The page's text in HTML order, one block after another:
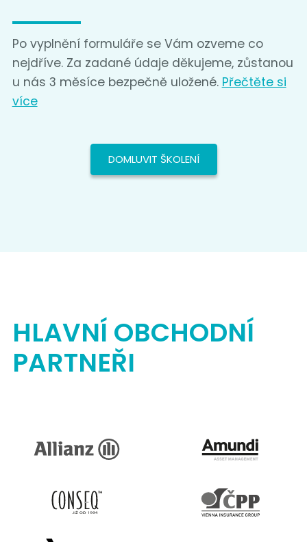
Po vyplnění formuláře se Vám ozveme co
nejdříve. Za zadané údaje děkujeme, zůstanou
u nás 3 měsíce bezpečně uložené. Přečtěte si
více
DOMLUVIT ŠKOLENÍ
HLAVNÍ OBCHODNÍ
PARTNEŘI